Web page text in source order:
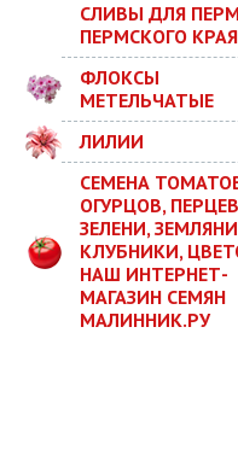
СЛИВЫ ДЛЯ
ПЕРМСКОГО КРАЯ
ФЛОКСЫ
МЕТЕЛЬЧАТЫЕ
ЛИЛИИ
СЕМЕНА
ОГУРЦОВ,
ЗЕЛЕНИ,
КЛУБНИКИ,
НАШ ИНТЕРНЕТ-
МАГАЗИН СЕМЯН
МАЛИННИК.РУ